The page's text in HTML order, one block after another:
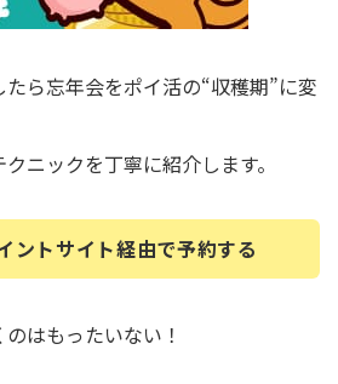
ら忘年会をポイ活の“収穫期”に変
ニックを丁寧に紹介します。
トサイト経由で予約する
はもったいない！